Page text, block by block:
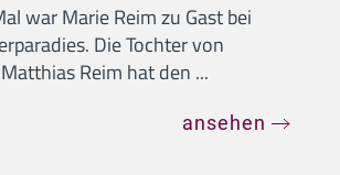
war Marie Reim zu Gast bei
Die Tochter von
Reim hat den ...
ansehen